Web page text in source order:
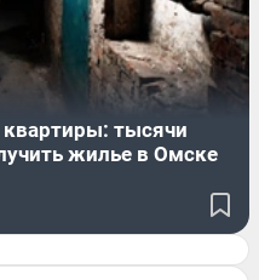
тысячи
жилье в Омске